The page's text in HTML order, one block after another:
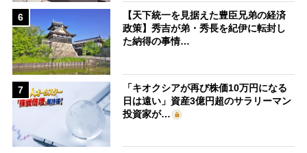
6
【天下統一を見据えた豊臣兄弟の経済
政策】秀吉が弟・秀長を紀伊に転封し
た納得の事情…
7
「キオクシアが再び株価10万円になる
日は遠い」資産3億円超のサラリーマン
投資家が…